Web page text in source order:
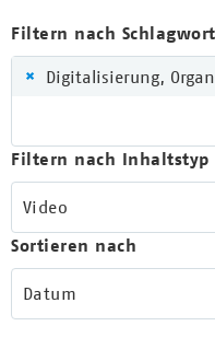
Filtern nach
× Digitalisierung,
Filtern nach Inhaltstyp
Video
Sortieren nach
Datum